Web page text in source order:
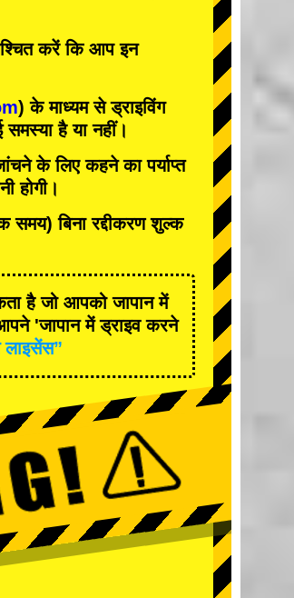
करें कि आप इन
) के माध्यम से ड्राइविंग
है या नहीं।
के लिए कहने का पर्याप्त
होगी।
समय) बिना रद्दीकरण शुल्क
है जो आपको जापान में
'जापान में ड्राइव करने
लाइसेंस”